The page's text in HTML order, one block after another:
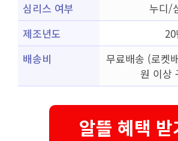
심리스 여부
누디/
제조년도
20
배송비
무료배송 (로켓
원 이상
알뜰 혜택 받